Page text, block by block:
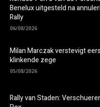
Benelux uitgesteld na
Rally
06/08/2026
Milan Marczak verstevigt
klinkende zege
05/08/2026
Rally van Staden: